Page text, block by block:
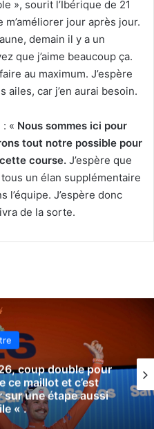
», sourit l’Ibérique de 21
m’améliorer jour après jour.
demain il y a un
que j’aime beaucoup ça.
au maximum. J’espère
ailes, car j’en aurai besoin.
: « Nous sommes ici pour
tout notre possible pour
course. J’espère que
un élan supplémentaire
l’équipe. J’espère donc
de la sorte.
coup double pour
ce maillot et c’est
une étape aussi
« .